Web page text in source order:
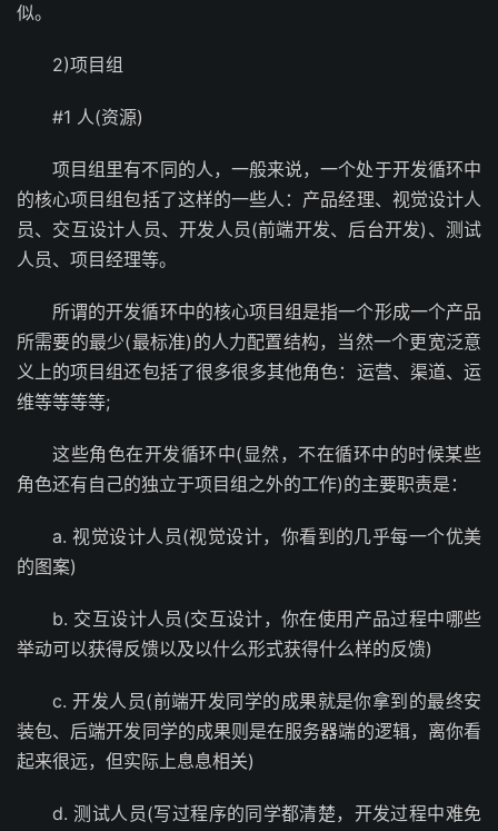
似。
2)项目组
#1 人(资源)
项目组里有不同的人，一般来说，一个处于开发循环中
的核心项目组包括了这样的一些人：产品经理、视觉设计人
员、交互设计人员、开发人员(前端开发、后台开发)、测试
人员、项目经理等。
所谓的开发循环中的核心项目组是指一个形成一个产品
所需要的最少(最标准)的人力配置结构，当然一个更宽泛意
义上的项目组还包括了很多很多其他角色：运营、渠道、运
维等等等等;
这些角色在开发循环中(显然，不在循环中的时候某些
角色还有自己的独立于项目组之外的工作)的主要职责是：
a. 视觉设计人员(视觉设计，你看到的几乎每一个优美
的图案)
b. 交互设计人员(交互设计，你在使用产品过程中哪些
举动可以获得反馈以及以什么形式获得什么样的反馈)
c. 开发人员(前端开发同学的成果就是你拿到的最终安
装包、后端开发同学的成果则是在服务器端的逻辑，离你看
起来很远，但实际上息息相关)
d. 测试人员(写过程序的同学都清楚，开发过程中难免